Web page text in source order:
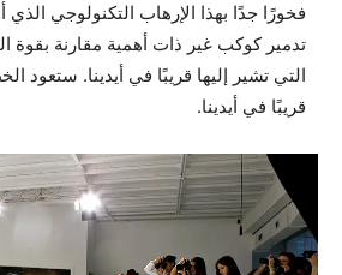
فخورًا جدًا بهذا الإرهاب التكنولوجي الذي
تدمير كوكب غير ذات أهمية مقارنة بقوة
التي تشير إليها قريبًا في أيدينا. ستعود
قريبًا في أيدينا.